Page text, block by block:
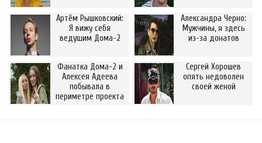
Артём Рышковский:
Я вижу себя
ведущим Дома-2
Александра Черно:
Мужчины, я здесь
из-за донатов
Фанатка Дома-2 и
Алексея Адеева
побывала в
периметре проекта
Сергей Хорошев
опять недоволен
своей женой